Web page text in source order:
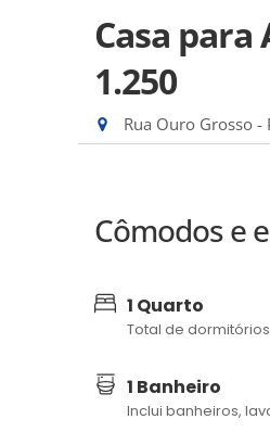
Casa
1.250
Rua Ouro Grosso -
Cômodos e
1 Quarto
Total de
1 Banheiro
Inclui banheiros,